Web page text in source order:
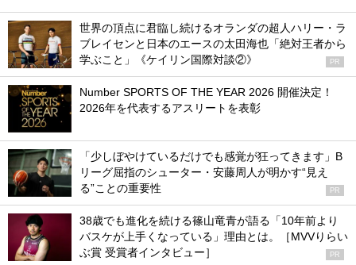
世界の頂点に君臨し続けるオランダの超人ハリー・ラ
ブレイセンと日本のエースの太田海也「絶対王者から
学ぶこと」《ケイリン国際対談②》
PR
Number SPORTS OF THE YEAR 2026 開催決定！
2026年を代表するアスリートを表彰
「少しぼやけているだけでも感覚が狂ってきます」B
リーグ屈指のシューター・安藤周人が明かす“見え
る”ことの重要性
PR
38歳でも進化を続ける篠山竜青が語る「10年前より
バスケが上手くなっている」理由とは。［MVVりらい
ぶ賞 受賞者インタビュー］
PR